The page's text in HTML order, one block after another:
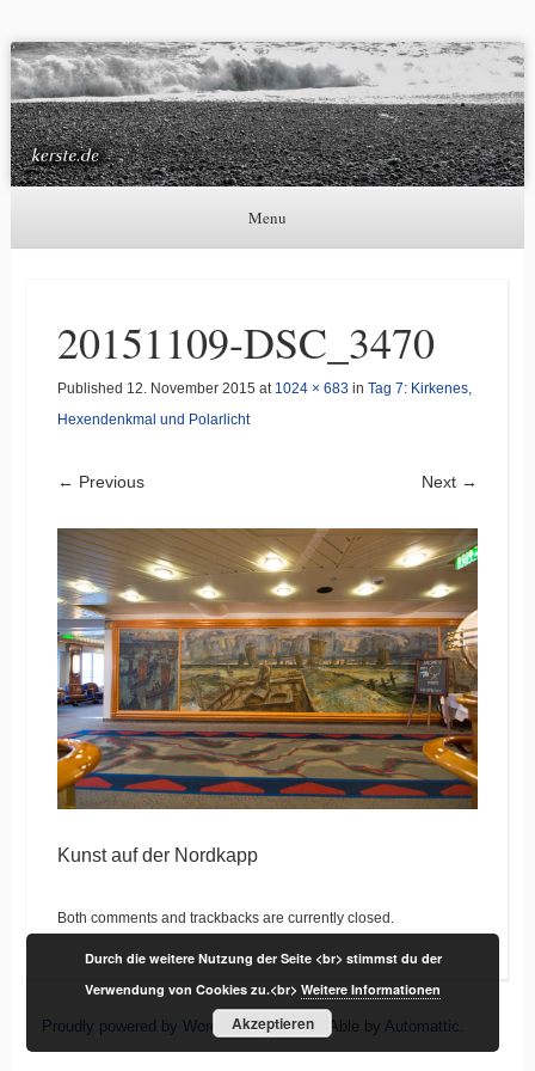
Kerste.de
Astronomie, Nordlichter und mehr
Menu
20151109-DSC_3470
Published 12. November 2015 at 1024 × 683 in Tag 7: Kirkenes,
Hexendenkmal und Polarlicht
← Previous Next →
Kunst auf der Nordkapp
Both comments and trackbacks are currently closed.
Proudly powered by WordPress |Theme: Able by Automattic
Durch die weitere Nutzung der Seite <br> stimmst du der
Verwendung von Cookies zu.<br>Weitere Informationen
Akzeptieren